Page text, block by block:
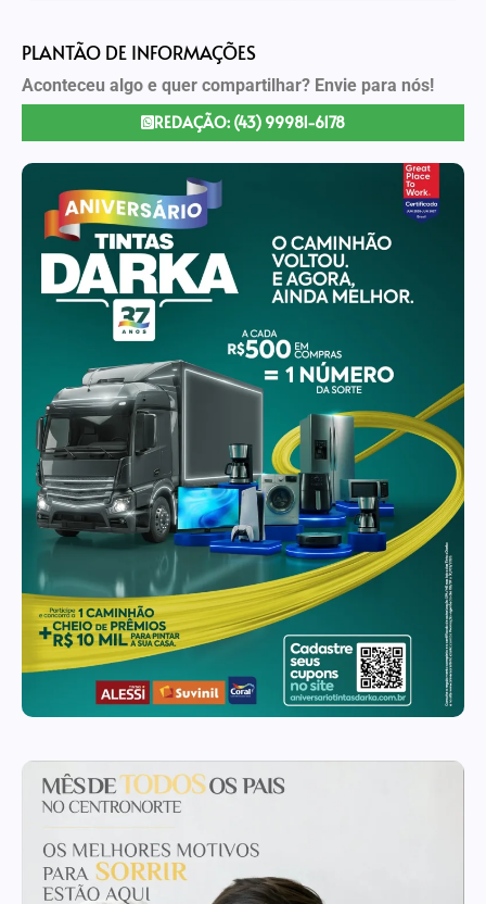
PLANTÃO DE INFORMAÇÕES
Aconteceu algo e quer compartilhar? Envie para nós!
REDAÇÃO: (43) 99981-6178